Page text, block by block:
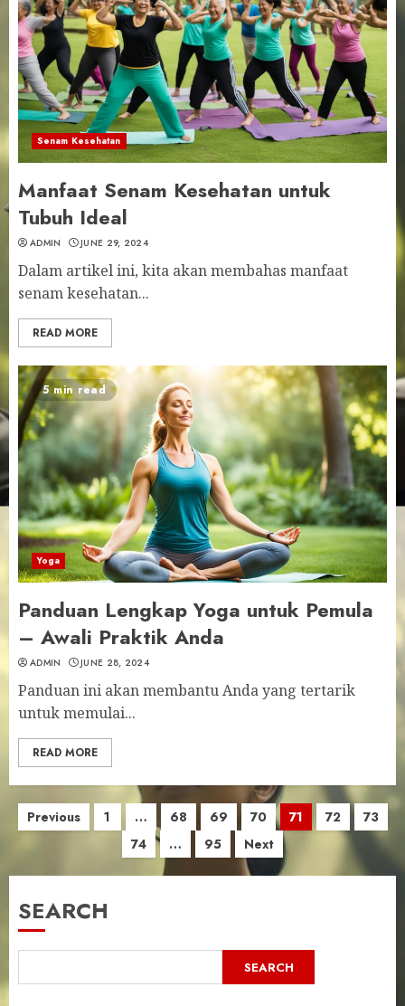
Senam Kesehatan
Manfaat Senam Kesehatan untuk
Tubuh Ideal
ADMIN JUNE 29, 2024
Dalam artikel ini, kita akan membahas manfaat
senam kesehatan...
READ MORE
5 min read
Yoga
Panduan Lengkap Yoga untuk Pemula
– Awali Praktik Anda
ADMIN JUNE 28, 2024
Panduan ini akan membantu Anda yang tertarik
untuk memulai...
READ MORE
Posts
pagination
Previous 1 … 68 69 70 71 72
73
74
… 95 Next
SEARCH
SEARCH